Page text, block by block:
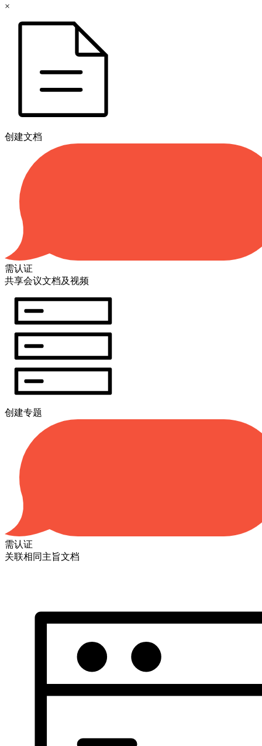
×
创建文档
需认证
共享会议文档及视频
创建专题
需认证
关联相同主旨文档